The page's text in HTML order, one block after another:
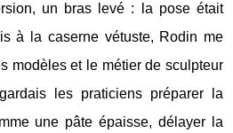
un bras levé : la pose était
à la caserne vétuste, Rodin me
modèles et le métier de sculpteur
les praticiens préparer la
une pâte épaisse, délayer la